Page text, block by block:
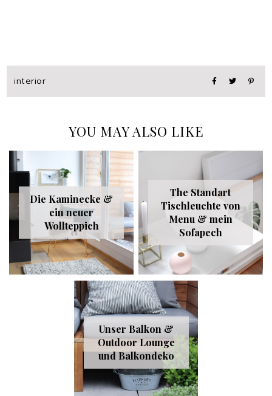
interior
YOU MAY ALSO LIKE
Die Kaminecke &
ein neuer
Wollteppich
The Standart
Tischleuchte von
Menu & mein
Sofapech
Unser Balkon &
Outdoor Lounge
und Balkondeko